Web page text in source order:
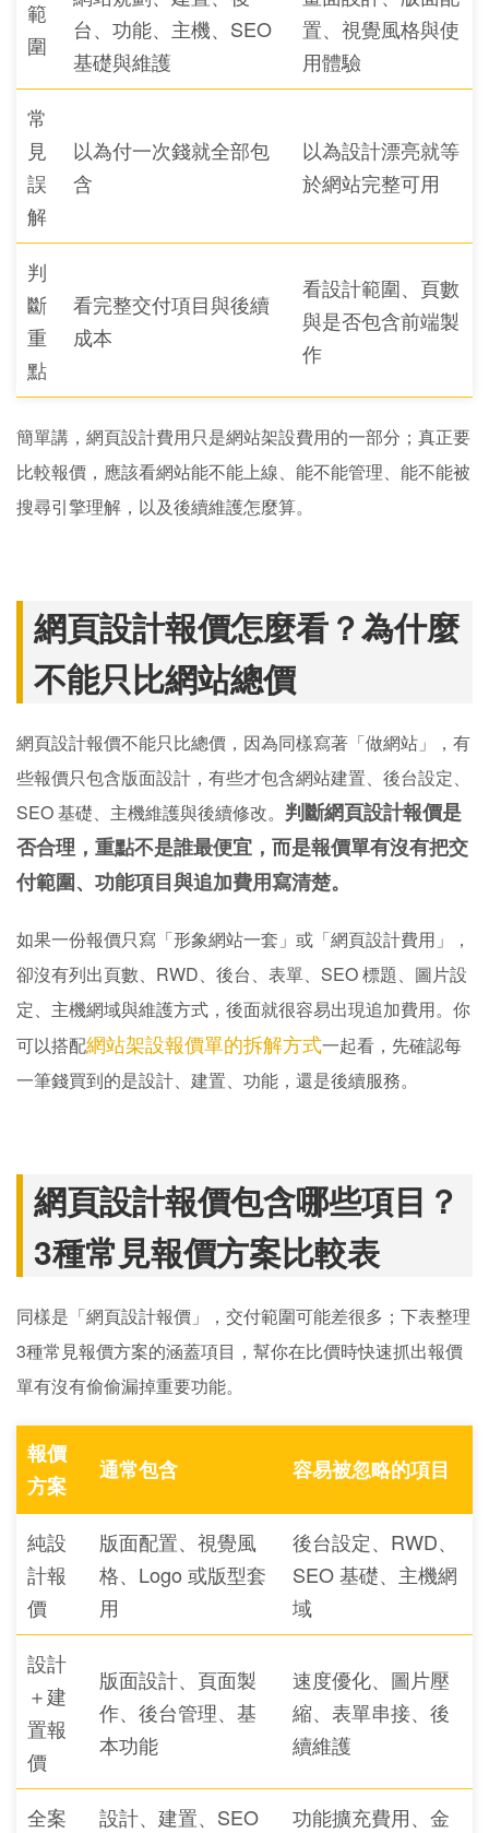
範
圍
台、功能、主機、SEO
基礎與維護
置、視覺風格與使
用體驗
常
見
誤
解
以為付一次錢就全部包
含
以為設計漂亮就等
於網站完整可用
判
斷
重
點
看完整交付項目與後續
成本
看設計範圍、頁數
與是否包含前端製
作
簡單講，網頁設計費用只是網站架設費用的一部分；真正要
比較報價，應該看網站能不能上線、能不能管理、能不能被
搜尋引擎理解，以及後續維護怎麼算。
網頁設計報價怎麼看？為什麼
不能只比網站總價
網頁設計報價不能只比總價，因為同樣寫著「做網站」，有
些報價只包含版面設計，有些才包含網站建置、後台設定、
SEO 基礎、主機維護與後續修改。 判斷網頁設計報價是
否合理，重點不是誰最便宜，而是報價單有沒有把交
付範圍、功能項目與追加費用寫清楚。
如果一份報價只寫「形象網站一套」或「網頁設計費用」，
卻沒有列出頁數、RWD、後台、表單、SEO 標題、圖片設
定、主機網域與維護方式，後面就很容易出現追加費用。你
可以搭配網站架設報價單的拆解方式一起看，先確認每
一筆錢買到的是設計、建置、功能，還是後續服務。
網頁設計報價包含哪些項目？
3種常見報價方案比較表
同樣是「網頁設計報價」，交付範圍可能差很多；下表整理
3種常見報價方案的涵蓋項目，幫你在比價時快速抓出報價
單有沒有偷偷漏掉重要功能。
報價
方案
通常包含 容易被忽略的項目
純設
計報
價
版面配置、視覺風
格、Logo 或版型套
用
後台設定、RWD、
SEO 基礎、主機網
域
設計
＋建
置報
價
版面設計、頁面製
作、後台管理、基
本功能
速度優化、圖片壓
縮、表單串接、後
續維護
全案
設計、建置、SEO
功能擴充費用、金